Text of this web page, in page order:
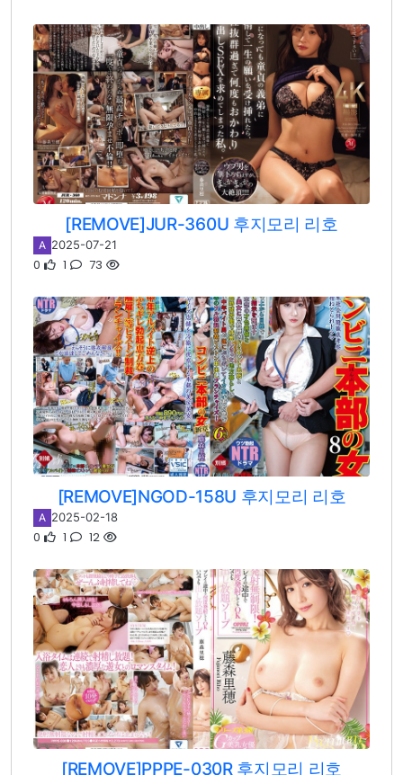
[REMOVE]JUR-360U 후지모리 리호
A 2025-07-21
0 1 73
[REMOVE]NGOD-158U 후지모리 리호
A 2025-02-18
0 1 12
[REMOVE]PPPE-030R 후지모리 리호